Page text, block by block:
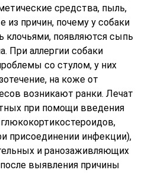
средства, пыль,
из причин, почему у собаки
клочьями, появляются сыпь
При аллергии собаки
со стулом, у них
на коже от
возникают ранки. Лечат
при помощи введения
присоединении инфекции),
и ранозаживляющих
выявления причины